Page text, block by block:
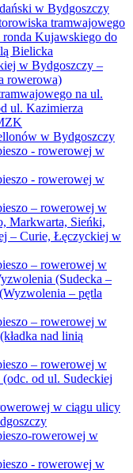
w Bydgoszczy
tramwajowego
ronda Kujawskiego do
Bielicka
w Bydgoszczy –
rowerowa)
na ul.
ul. Kazimierza
w Bydgoszczy
- rowerowej w
- rowerowej w
– rowerowej w
Markwarta, Sieńki,
– Curie, Łęczyckiej w
– rowerowej w
(Sudecka –
– pętla
– rowerowej w
nad linią
– rowerowej w
od ul. Sudeckiej
w ciągu ulicy
rowerowej w
- rowerowej w